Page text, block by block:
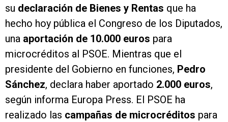
su declaración de Bienes y Rentas que ha
hecho hoy pública el Congreso de los Diputados,
una aportación de 10.000 euros para
microcréditos al PSOE. Mientras que el
presidente del Gobierno en funciones, Pedro
Sánchez, declara haber aportado 2.000 euros,
según informa Europa Press. El PSOE ha
realizado las campañas de microcréditos para